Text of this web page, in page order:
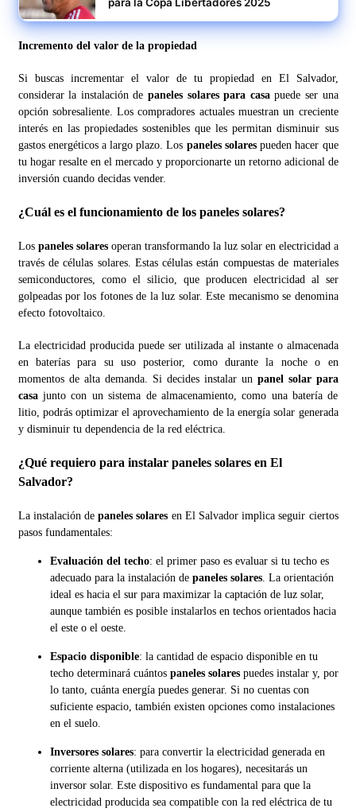
Incremento del valor de la propiedad
Si buscas incrementar el valor de tu propiedad en El Salvador,
considerar la instalación de paneles solares para casapuede ser una
opción sobresaliente. Los compradores actuales muestran un creciente
interés en las propiedades sostenibles que les permitan disminuir sus
gastos energéticos a largo plazo. Los paneles solarespueden hacer que
tu hogar resalte en el mercado y proporcionarte un retorno adicional de
inversión cuando decidas vender.
¿Cuál es el funcionamiento de los paneles solares?
Los paneles solaresoperan transformando la luz solar en electricidad a
través de células solares. Estas células están compuestas de materiales
semiconductores, como el silicio, que producen electricidad al ser
golpeadas por los fotones de la luz solar. Este mecanismo se denomina
efecto fotovoltaico.
La electricidad producida puede ser utilizada al instante o almacenada
en baterías para su uso posterior, como durante la noche o en
momentos de alta demanda. Si decides instalar un panel solar para
casajunto con un sistema de almacenamiento, como una batería de
litio, podrás optimizar el aprovechamiento de la energía solar generada
y disminuir tu dependencia de la red eléctrica.
¿Qué requiero para instalar paneles solares en El
Salvador?
La instalación depaneles solares en El Salvador implica seguir ciertos
pasos fundamentales:
Evaluación del techo: el primer paso es evaluar si tu techo es
adecuado para la instalación de paneles solares. La orientación
ideal es hacia el sur para maximizar la captación de luz solar,
aunque también es posible instalarlos en techos orientados hacia
el este o el oeste.
Espacio disponible: la cantidad de espacio disponible en tu
techo determinará cuántos paneles solarespuedes instalar y, por
lo tanto, cuánta energía puedes generar. Si no cuentas con
suficiente espacio, también existen opciones como instalaciones
en el suelo.
Inversores solares: para convertir la electricidad generada en
corriente alterna (utilizada en los hogares), necesitarás un
inversor solar. Este dispositivo es fundamental para que la
electricidad producida sea compatible con la red eléctrica de tu